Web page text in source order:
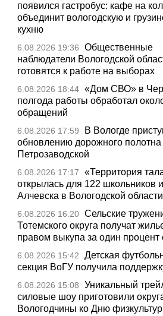
появился гастробус: кафе на
объединит вологодскую и
кухню
6.08.2026 19:36
Общественные
наблюдатели Вологодской
готовятся к работе на выборах
6.08.2026 18:44 «Дом СВО» в
полгода работы обработал
обращений
6.08.2026 17:59
В Вологде
обновлению дорожного полотна
Петрозаводской
6.08.2026 17:17
«Территория
открылась для 122 школьников
Алчевска в Вологодской области
6.08.2026 16:20 Сельские
Тотемского округа получат
правом выкупа за один процент
6.08.2026 15:42
Детская
секция ВоГУ получила
6.08.2026 15:08
Уникальный
силовые шоу приготовили
Вологодчины ко Дню